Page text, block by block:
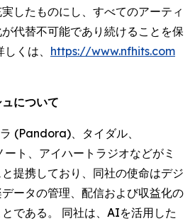
したものにし、すべてのアーティ
代替不可能であり続けることを保
くは、 https://www.nfhits.com
について
(Pandora)、タイダル、
ト、アイハートラジオなどがミ
提携しており、同社の使命はデジ
ータの管理、配信および収益化の
である。 同社は、AIを活用した